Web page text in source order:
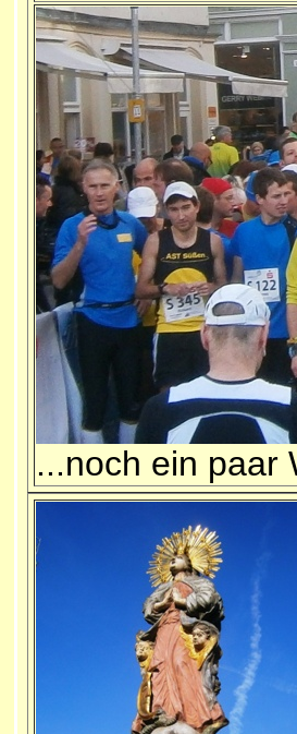
...noch ein paar